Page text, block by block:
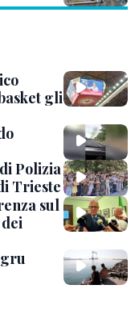
gli
Polizia
Trieste
sul